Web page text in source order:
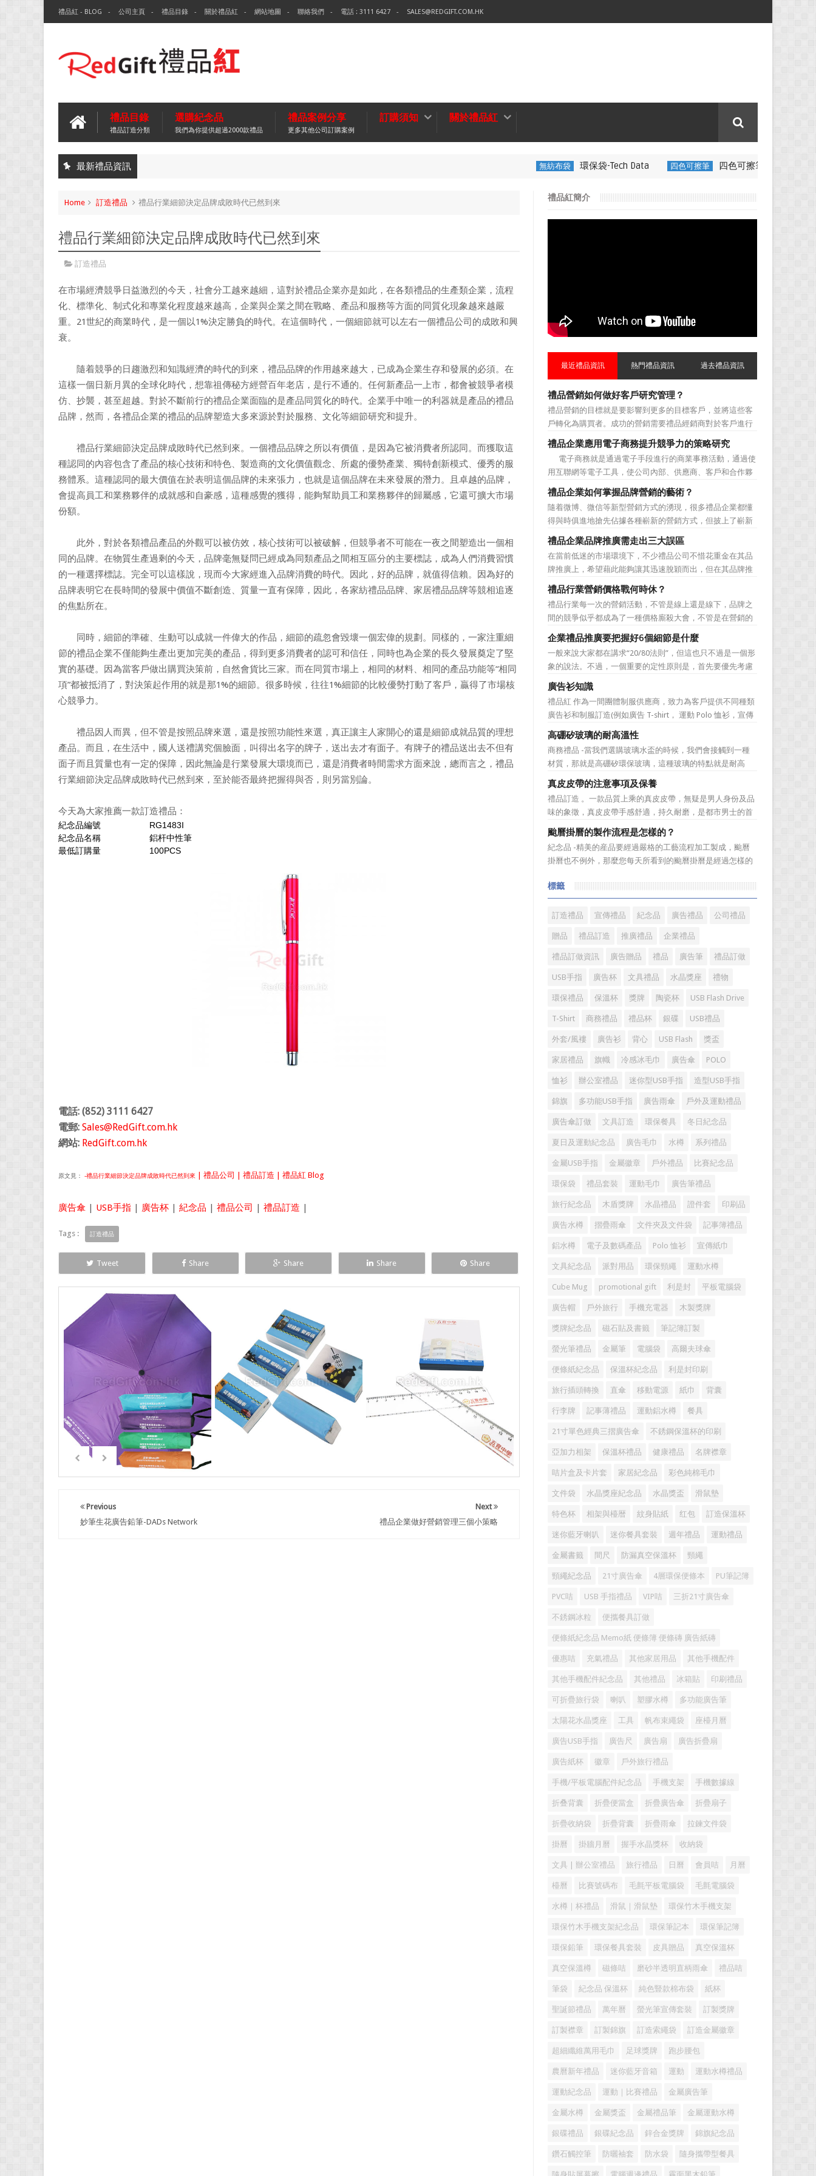
禮品紅 - BLOG 公司主頁 禮品目錄 關於禮品紅 網站地圖 聯絡我們 電話 : 3111 6427 SALES@REDGIFT.COM.HK
禮品目錄
禮品訂造分類
選購紀念品
我們為你提供超過2000款禮品
禮品案例分享
更多其他公司訂購案例
訂購須知 關於禮品紅
最新禮品資訊 環保袋-Tech Data 四色可擦筆 四色可擦筆-百通電纜 350ML 折疊矽膠
Home 訂造禮品 禮品行業細節決定品牌成敗時代已然到來
禮品行業細節決定品牌成敗時代已然到來
訂造禮品
在市場經濟競爭日益激烈的今天，社會分工越來越細，這對於禮品企業亦是如此，在各類禮品的生產類企業，流程
化、標準化、制式化和專業化程度越來越高，企業與企業之間在戰略、產品和服務等方面的同質化現象越來越嚴
重。21世紀的商業時代，是一個以1%決定勝負的時代。在這個時代，一個細節就可以左右一個禮品公司的成敗和興
衰。
隨着競爭的日趨激烈和知識經濟的時代的到來，禮品品牌的作用越來越大，已成為企業生存和發展的必須。在
這樣一個日新月異的全球化時代，想靠祖傳秘方經營百年老店，是行不通的。任何新產品一上市，都會被競爭者模
仿、抄襲，甚至超越。對於不斷前行的禮品企業面臨的是產品同質化的時代。企業手中唯一的利器就是產品的禮品
品牌，然而，各禮品企業的禮品的品牌塑造大多來源於對於服務、文化等細節研究和提升。
禮品行業細節決定品牌成敗時代已然到來。一個禮品品牌之所以有價值，是因為它被消費者所認同。而獲取這
種認同的內容包含了產品的核心技術和特色、製造商的文化價值觀念、所處的優勢產業、獨特創新模式、優秀的服
務體系。這種認同的最大價值在於表明這個品牌的未來張力，也就是這個品牌在未來發展的潛力。且卓越的品牌，
會提高員工和業務夥伴的成就感和自豪感，這種感覺的獲得，能夠幫助員工和業務夥伴的歸屬感，它還可擴大市場
份額。
此外，對於各類禮品產品的外觀可以被仿效，核心技術可以被破解，但競爭者不可能在一夜之間塑造出一個相
同的品牌。在物質生產過剩的今天，品牌毫無疑問已經成為同類產品之間相互區分的主要標誌，成為人們消費習慣
的一種選擇標誌。完全可以這樣說，現而今大家經進入品牌消費的時代。因此，好的品牌，就值得信賴。因為好的
品牌表明它在長時間的發展中價值不斷創造、質量一直有保障，因此，各家紡禮品品牌、家居禮品品牌等競相追逐
的焦點所在。
同時，細節的準確、生動可以成就一件偉大的作品，細節的疏忽會毀壞一個宏偉的規劃。同樣的，一家注重細
節的禮品企業不僅能夠生產出更加完美的產品，得到更多消費者的認可和信任，同時也為企業的長久發展奠定了堅
實的基礎。因為當客戶做出購買決策前，自然會貨比三家。而在同質市場上，相同的材料、相同的產品功能等“相同
項”都被抵消了，對決策起作用的就是那1%的細節。很多時候，往往1%細節的比較優勢打動了客戶，贏得了市場核
心競爭力。
禮品因人而異，但不管是按照品牌來選，還是按照功能性來選，真正讓主人家開心的還是細節成就品質的理想
產品。而且，在生活中，國人送禮講究個臉面，叫得出名字的牌子，送出去才有面子。有牌子的禮品送出去不但有
面子而且質量也有一定的保障，因此無論是行業發展大環境而已，還是消費者時間需求方面來說，總而言之，禮品
行業細節決定品牌成敗時代已然到來，至於能否最終把握得與否，則另當別論。
今天為大家推薦一款訂造禮品：
紀念品編號
RG1483I
紀念品名稱
鋁杆中性筆
最低訂購量
100PCS
電話: (852) 3111 6427
電郵: Sales@RedGift.com.hk
網站: RedGift.com.hk
原文見： -禮品行業細節決定品牌成敗時代已然到來 | 禮品公司 | 禮品訂造 | 禮品紅 Blog
廣告傘 | USB手指 | 廣告杯 | 紀念品 | 禮品公司 | 禮品訂造 |
Tags : 訂造禮品
Tweet Share Share Share Share
Next
禮品企業做好營銷管理三個小策略
Previous
妙筆生花廣告鉛筆-DADs Network
禮品紅簡介
最近禮品資訊 熱門禮品資訊 過去禮品資訊
禮品營銷如何做好客戶研究管理？
禮品營銷的目標就是要影響到更多的目標客戶，並將這些客
戶轉化為購買者。成功的營銷需要禮品經銷商對於客戶進行
相應的分類，了解不同類型客戶的貢獻度，從而有的放矢的
制定相應的營銷對策，而這需要對於客戶研究方面更多地投
入，這不僅是銷售環節的事，也需要營銷管理策略的整體支
持。具體來說，有以下...
禮品企業應用電子商務提升競爭力的策略研究
電子商務就是通過電子手段進行的商業事務活動，通過使
用互聯網等電子工具，使公司內部、供應商、客戶和合作夥
伴之間，利用電子業務共享信息，實現企業間業務流程的電
子化，配合企業內部的電子化生產管理系統，提高企業的生
產、庫存、流通和資金等各個環節的效率。它具有結構性、
動態性、社...
禮品企業如何掌握品牌營銷的藝術？
隨着微博、微信等新型營銷方式的湧現，很多禮品企業都懂
得與時俱進地搶先佔據各種嶄新的營銷方式，但披上了嶄新
的營銷軀殼，卻沒有掌握營銷的靈魂。要知道，營銷真正的
價值不是將品牌鋪設到消費者眼前，而是將品牌印到消費者
心裡 與消費者的心理距離的拉近，並不是一朝一夕的事
情，需要做好持...
禮品企業品牌推廣需走出三大誤區
在當前低迷的市場環境下，不少禮品公司不惜花重金在其品
牌推廣上，希望藉此能夠讓其迅速脫穎而出，但在其品牌推
廣的營銷管理思路上，也有許多禮品企業走入了幾大誤區而
無法自拔，這其中，最為常見的誤區有： 誤區一：不清
楚品牌到底在表達什麼 很多禮品企業在推廣品牌之前，
不知道到...
禮品行業營銷價格戰何時休？
禮品行業每一次的營銷活動，不管是線上還是線下，品牌之
間的競爭似乎都成為了一種價格廝殺大會，不管是在營銷的
主題推廣之中、產品的介紹之中還是旗艦店的推廣之中，“年
度最低”、“全網最低”等字眼標牌出處皆是。禮品公司都將消
費者的目光鎖定在了價格之上。禮品行業的營銷價格戰究竟
何時可以休止？...
企業禮品推廣要把握好6個細節是什麼
一般來說大家都在講求“20/80法則”，但這也只不過是一個形
象的說法。不過，一個重要的定性原則是，首先要優先考慮
縣級渠道成員，而後再兼顧地市級經銷商，最好是把二者的
積極性都調動起來。在這些禮品發放的過程中，在時間和時
機交錯上也要給與較多地考慮。從目前潤滑油產品推廣的常
見形式來看，...
廣告衫知識
禮品紅 作為一間團體制服供應商，致力為客戶提供不同種類
廣告衫和制服訂造(例如廣告 T-shirt， 運動 Polo 恤衫，宣傳
背心，風褸外套禮品，訂造球衣等)，從公司員工制服，到不
同宣傳活動用的制服。禮品紅都可以為客戶度身...
高硼矽玻璃的耐高溫性
商務禮品 -當我們選購玻璃水盃的時候，我們會接觸到一種
材質，那就是高硼矽環保玻璃，這種玻璃的特點就是耐高
溫，那麼這個耐高溫的溫度限製和準確的含義是什麼呢?禮品
紅的小編給大家總結如下。 耐熱玻璃【Heat-resistant
glass】是指含有耐熱性強的硼酸﹑矽酸成分,能夠...
真皮皮帶的注意事項及保養
禮品訂造 。一款品質上乘的真皮皮帶，無疑是男人身份及品
味的象徵，真皮皮帶手感舒適，持久耐磨，是都市男士的首
選。當你還在髮愁老爸生日禮物送什麼的時候，一款真皮皮
帶就是非常不錯的選擇。但是真皮皮帶如果疏於保養，也會
黯然失色，出現裂痕和破損的痕跡，今天小編就爲大家分享
真皮皮帶的注意事項...
颱曆掛曆的製作流程是怎樣的？
紀念品 -精美的産品要經過嚴格的工藝流程加工製成，颱曆
掛曆也不例外，那麼您每天所看到的颱曆掛曆是經過怎樣的
颱曆掛曆製作流程 1、專版颱曆掛曆是相對於通用內容
的颱曆掛曆而言，根據您的要求進行單獨的設計、製作、印
刷。內容...
標籤
訂造禮品 宣傳禮品 紀念品 廣告禮品 公司禮品
贈品 禮品訂造 推廣禮品 企業禮品
禮品訂做資訊 廣告贈品 禮品 廣告筆 禮品訂做
USB手指 廣告杯 文具禮品 水晶獎座 禮物
環保禮品 保溫杯 獎牌 陶瓷杯 USB Flash Drive
T-Shirt 商務禮品 禮品杯 銀碟 USB禮品
外套/風褸 廣告衫 背心 USB Flash 獎盃
家居禮品 旗幟 冷感冰毛巾 廣告傘 POLO
恤衫 辦公室禮品 迷你型USB手指 造型USB手指
錦旗 多功能USB手指 廣告雨傘 戶外及運動禮品
廣告傘訂做 文具訂造 環保餐具 冬日紀念品
夏日及運動紀念品 廣告毛巾 水樽 系列禮品
金屬USB手指 金屬徽章 戶外禮品 比賽紀念品
環保袋 禮品套裝 運動毛巾 廣告筆禮品
旅行紀念品 木盾獎牌 水晶禮品 證件套 印刷品
廣告水樽 摺疊雨傘 文件夾及文件袋 記事簿禮品
鋁水樽 電子及數碼產品 Polo 恤衫 宣傳紙巾
文具紀念品 派對用品 環保頸繩 運動水樽
Cube Mug promotional gift 利是封 平板電腦袋
廣告帽 戶外旅行 手機充電器 木製獎牌
獎牌紀念品 磁石貼及書籤 筆記簿訂製
螢光筆禮品 金屬筆 電腦袋 高爾夫球傘
便條紙紀念品 保溫杯紀念品 利是封印刷
旅行插頭轉換 直傘 移動電源 紙巾 背囊
行李牌 記事薄禮品 運動鋁水樽 餐具
21寸單色經典三摺廣告傘 不銹鋼保溫杯的印刷
亞加力相架 保溫杯禮品 健康禮品 名牌襟章
咭片盒及卡片套 家居紀念品 彩色純棉毛巾
文件袋 水晶獎座紀念品 水晶獎盃 滑鼠墊
特色杯 相架與檯暦 紋身貼紙 红包 訂造保溫杯
迷你藍牙喇叭 迷你餐具套裝 週年禮品 運動禮品
金屬書籤 間尺 防漏真空保溫杯 頸繩
頸繩紀念品 21寸廣告傘 4層環保便條本 PU筆記簿
PVC咭 USB 手指禮品 VIP咭 三折21寸廣告傘
不銹鋼冰粒 便攜餐具訂做
便條紙紀念品 Memo紙 便條簿 便條磚 廣告紙磚
優惠咭 充氣禮品 其他家居用品 其他手機配件
其他手機配件紀念品 其他禮品 冰箱貼 印刷禮品
可折疊旅行袋 喇叭 塑膠水樽 多功能廣告筆
太陽花水晶獎座 工具 帆布束繩袋 座檯月曆
廣告USB手指 廣告尺 廣告扇 廣告折疊扇
廣告紙杯 徽章 戶外旅行禮品
手機/平板電腦配件紀念品 手機支架 手機數據線
折叠背囊 折疊便當盒 折疊廣告傘 折疊扇子
折疊收納袋 折疊背囊 折疊雨傘 拉鍊文件袋
掛曆 掛牆月曆 握手水晶獎杯 收納袋
文具 | 辦公室禮品 旅行禮品 日曆 會員咭 月曆
檯曆 比賽號碼布 毛氈平板電腦袋 毛氈電腦袋
水樽｜杯禮品 滑鼠｜滑鼠墊 環保竹木手機支架
環保竹木手機支架紀念品 環保筆記本 環保筆記簿
環保鉛筆 環保餐具套裝 皮具贈品 真空保溫杯
真空保溫樽 磁條咭 磨砂半透明直柄雨傘 禮品咭
筆袋 紀念品 保溫杯 純色豎款棉布袋 紙杯
聖誕節禮品 萬年曆 螢光筆宣傳套裝 訂製獎牌
訂製襟章 訂製錦旗 訂造索繩袋 訂造金屬徽章
超細纖維萬用毛巾 足球獎牌 跑步腰包
農曆新年禮品 迷你藍牙音箱 運動 運動水樽禮品
運動紀念品 運動｜比賽禮品 金屬廣告筆
金屬水樽 金屬獎盃 金屬禮品筆 金屬運動水樽
銀碟禮品 銀碟紀念品 鋅合金獎牌 錦旗紀念品
鑽石觸控筆 防曬袖套 防水袋 隨身攜帶型餐具